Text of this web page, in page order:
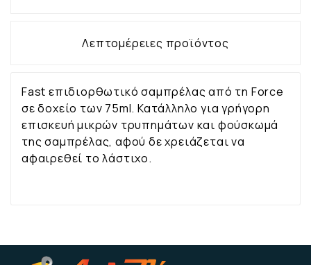
Λεπτομέρειες προϊόντος
Fast επιδιορθωτικό σαμπρέλας από τη Force
σε δοχείο των 75ml. Κατάλληλο για γρήγορη
επισκευή μικρών τρυπημάτων και φούσκωμά
της σαμπρέλας, αφού δε χρειάζεται να
αφαιρεθεί το λάστιχο.